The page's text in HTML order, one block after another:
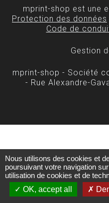
mprint-shop est une
Protection des données
Code de
Gestion
mprint-shop - Société
- Rue Alexandre-
Nous utilisons des cookies et
poursuivant votre navigation
utilisation de cookies et de
OK, accept all